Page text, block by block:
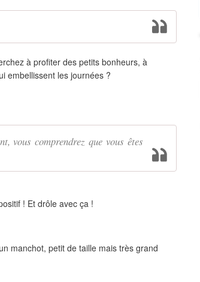
à profiter des petits bonheurs, à
embellissent les journées ?
vous comprendrez que vous êtes
! Et drôle avec ça !
manchot, petit de taille mais très grand